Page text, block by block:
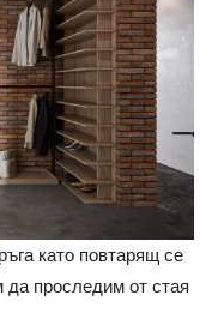
като повтарящ се
да проследим от стая